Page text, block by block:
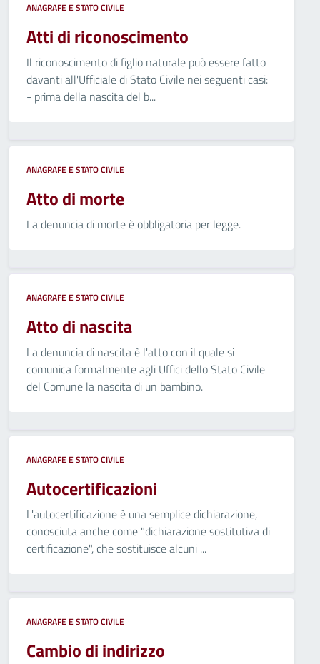
ANAGRAFE E STATO CIVILE
Atti di riconoscimento
Il riconoscimento di figlio naturale può essere fatto
davanti all'Ufficiale di Stato Civile nei seguenti casi:
- prima della nascita del b...
ANAGRAFE E STATO CIVILE
Atto di morte
La denuncia di morte è obbligatoria per legge.
ANAGRAFE E STATO CIVILE
Atto di nascita
La denuncia di nascita è l'atto con il quale si
comunica formalmente agli Uffici dello Stato Civile
del Comune la nascita di un bambino.
ANAGRAFE E STATO CIVILE
Autocertificazioni
L'autocertificazione è una semplice dichiarazione,
conosciuta anche come "dichiarazione sostitutiva di
certificazione", che sostituisce alcuni ...
ANAGRAFE E STATO CIVILE
Cambio di indirizzo